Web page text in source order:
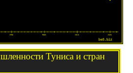
Туниса и стран